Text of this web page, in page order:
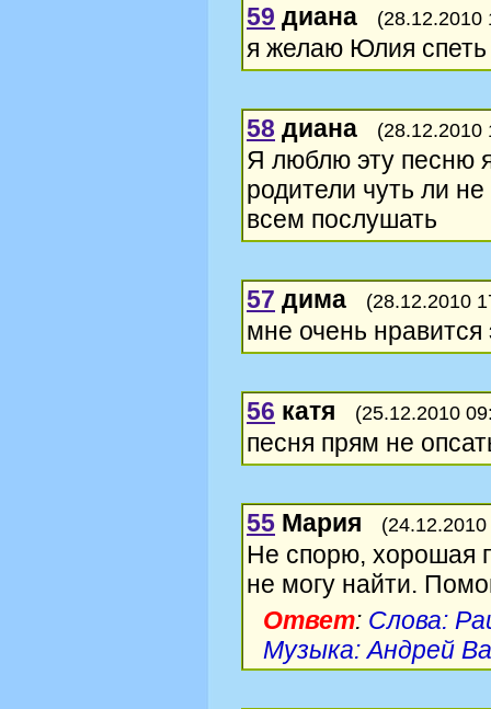
59 диана (28.12.2010
я желаю Юлия спеть
58 диана (28.12.2010
Я люблю эту песню
родители чуть ли
всем послушать
57 дима (28.12.2010
мне очень нравится
56 катя (25.12.2010
песня прям не
55 Мария
Не спорю, хорошая
не могу найти.
Ответ: Слова:
Музыка: Андрей